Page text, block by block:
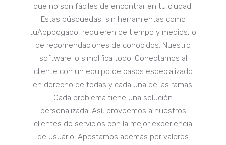
que no son fáciles de encontrar en tu ciudad.
Estas búsquedas, sin herramientas como
tuAppbogado, requieren de tiempo y medios, o
de recomendaciones de conocidos. Nuestro
software lo simplifica todo. Conectamos al
cliente con un equipo de casos especializado
en derecho de todas y cada una de las ramas.
Cada problema tiene una solución
personalizada. Así, proveemos a nuestros
clientes de servicios con la mejor experiencia
de usuario. Apostamos además por valores